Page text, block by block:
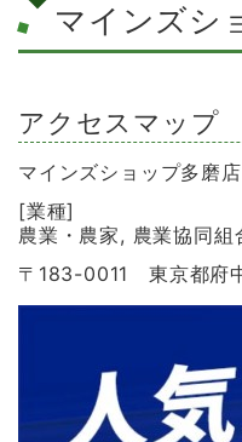
マインズシ
アクセスマップ
マインズショップ多磨店
[業種]
農業・農家, 農業協同組
〒183-0011 東京都府